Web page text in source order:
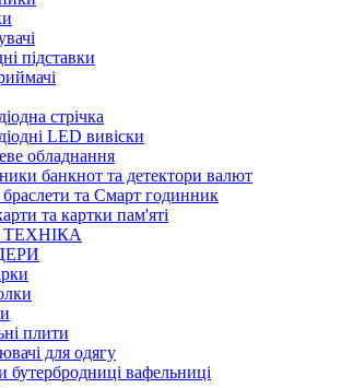
підставки
стрічка
LED вивіски
обладнання
банкнот та детектори валют
браслети та Смарт годинник
та картки пам'яті
плити
для одягу
бутербродниці вафельниці